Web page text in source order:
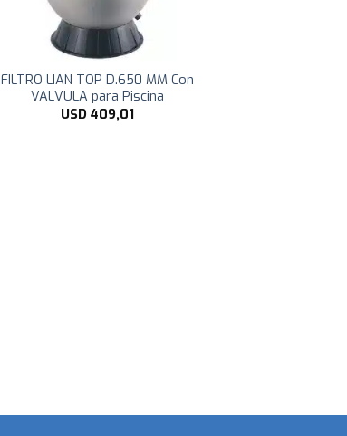
FILTRO LIAN TOP D.650 MM Con
VALVULA para Piscina
USD409,01